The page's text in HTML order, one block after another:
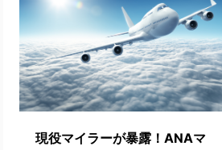
現役マイラーが暴露！ANAマ